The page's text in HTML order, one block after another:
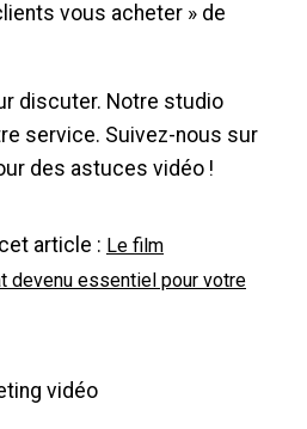
vous acheter » de
discuter. Notre studio
service. Suivez-nous sur
des astuces vidéo !
article : Le film
devenu essentiel pour votre
vidéo